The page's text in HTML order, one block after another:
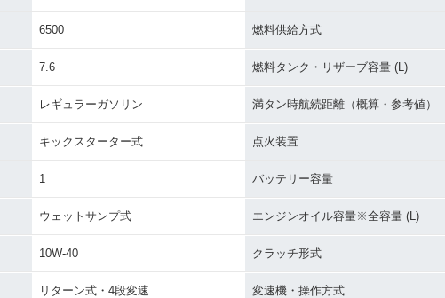
6500 燃料供給方式
7.6 燃料タンク・リザーブ容量 (L)
レギュラーガソリン 満タン時航続距離（概算・参考値）
キックスターター式 点火装置
1 バッテリー容量
ウェットサンプ式 エンジンオイル容量※全容量 (L)
10W-40 クラッチ形式
リターン式・4段変速 変速機・操作方式